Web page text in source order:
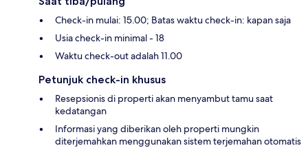
Check-in mulai: 15.00; Batas waktu check-in: kapan saja
Usia check-in minimal - 18
Waktu check-out adalah 11.00
Petunjuk check-in khusus
Resepsionis di properti akan menyambut tamu saat
kedatangan
Informasi yang diberikan oleh properti mungkin
diterjemahkan menggunakan sistem terjemahan otomatis